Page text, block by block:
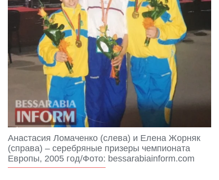
Анастасия Ломаченко (слева) и Елена Жорняк
(справа) – серебряные призеры чемпионата
Европы, 2005 год/Фото: bessarabiainform.com